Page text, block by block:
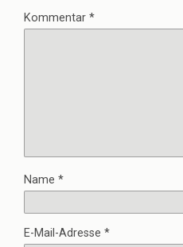
Kommentar *
Name *
E-Mail-Adresse *